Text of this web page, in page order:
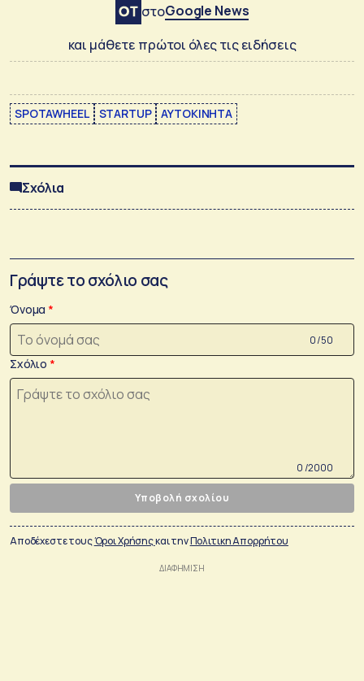
στοGoogle News
και μάθετε πρώτοι όλες τις ειδήσεις
SPOTAWHEEL STARTUP ΑΥΤΟΚΙΝΗΤΑ
Σχόλια
Γράψτε το σχόλιο σας
Όνομα
0 /50
Σχόλιο
0 /2000
Υποβολή σχολίου
Αποδέχεστε τουςΌροι Χρήσηςκαι τηνΠολιτικη Απορρήτου